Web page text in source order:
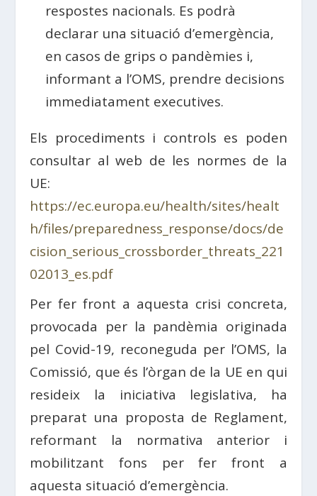
respostes nacionals. Es podrà
declarar una situació d’emergència,
en casos de grips o pandèmies i,
informant a l’OMS, prendre decisions
immediatament executives.
Els procediments i controls es poden
consultar al web de les normes de la
UE:
https://ec.europa.eu/health/sites/healt
h/files/preparedness_response/docs/de
cision_serious_crossborder_threats_221
02013_es.pdf
Per fer front a aquesta crisi concreta,
provocada per la pandèmia originada
pel Covid-19, reconeguda per l’OMS, la
Comissió, que és l’òrgan de la UE en qui
resideix la iniciativa legislativa, ha
preparat una proposta de Reglament,
reformant la normativa anterior i
mobilitzant fons per fer front a
aquesta situació d’emergència.